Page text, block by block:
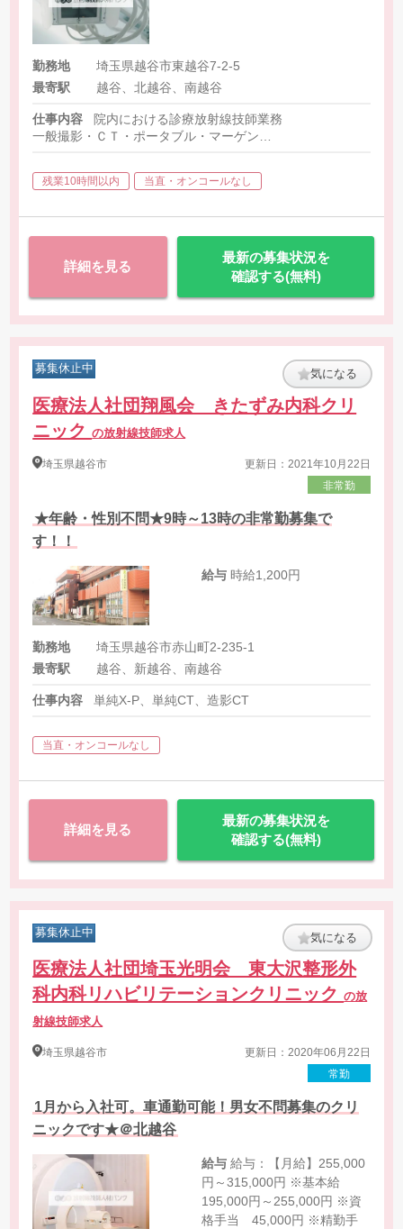
勤務地
埼玉県越谷市東越谷7-2-5
最寄駅
越谷、北越谷、南越谷
仕事内容
院内における診療放射線技師業務
一般撮影・ＣＴ・ポータブル・マーゲン
残業10時間以内 当直・オンコールなし
詳細を見る
最新の募集状況を
確認する(無料)
募集休止中 気になる
医療法人社団翔風会 きたずみ内科クリ
ニックの放射線技師求人
埼玉県越谷市
更新日：2021年10月22日
非常勤
★年齢・性別不問★9時～13時の非常勤募集で
す！！
給与 時給1,200円
勤務地
埼玉県越谷市赤山町2-235-1
最寄駅
越谷、新越谷、南越谷
仕事内容 単純X-P、単純CT、造影CT
当直・オンコールなし
詳細を見る
最新の募集状況を
確認する(無料)
募集休止中 気になる
医療法人社団埼玉光明会 東大沢整形外
科内科リハビリテーションクリニックの放
射線技師求人
埼玉県越谷市
更新日：2020年06月22日
常勤
1月から入社可。車通勤可能！男女不問募集のクリ
ニックです★＠北越谷
給与
円～315,000円 ※基本給
195,000円～255,000円 ※資
格手当 45,000円 ※精勤手